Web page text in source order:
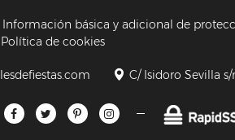
Información básica y adicional de
Política de cookies
C/ Isidoro Sevilla